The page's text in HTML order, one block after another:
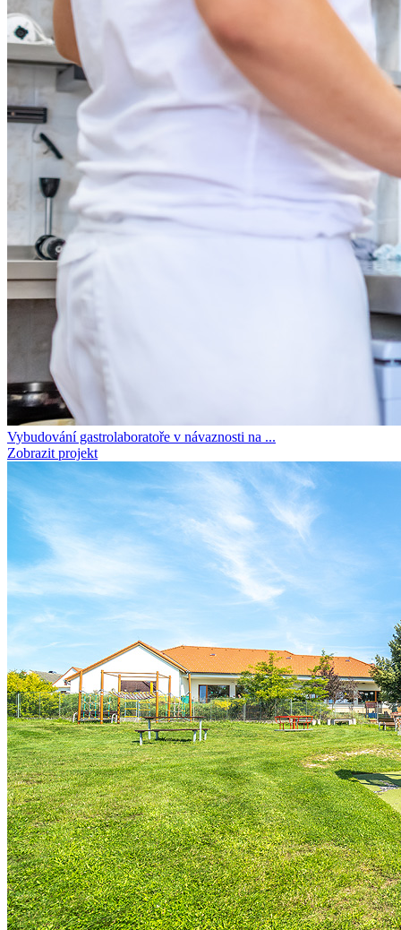
Vybudování gastrolaboratoře v návaznosti na ...
Zobrazit projekt